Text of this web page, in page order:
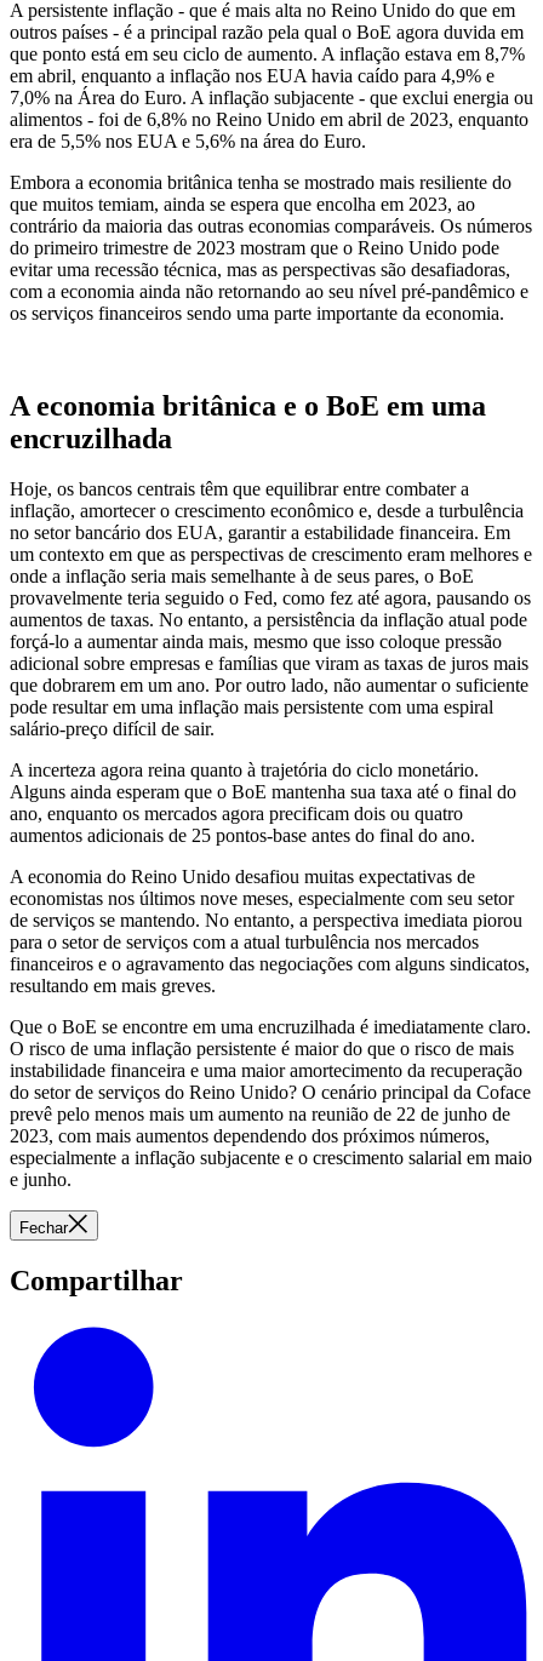
A persistente inflação - que é mais alta no Reino Unido do que em
outros países - é a principal razão pela qual o BoE agora duvida em
que ponto está em seu ciclo de aumento. A inflação estava em 8,7%
em abril, enquanto a inflação nos EUA havia caído para 4,9% e
7,0% na Área do Euro. A inflação subjacente - que exclui energia ou
alimentos - foi de 6,8% no Reino Unido em abril de 2023, enquanto
era de 5,5% nos EUA e 5,6% na área do Euro.
Embora a economia britânica tenha se mostrado mais resiliente do
que muitos temiam, ainda se espera que encolha em 2023, ao
contrário da maioria das outras economias comparáveis. Os números
do primeiro trimestre de 2023 mostram que o Reino Unido pode
evitar uma recessão técnica, mas as perspectivas são desafiadoras,
com a economia ainda não retornando ao seu nível pré-pandêmico e
os serviços financeiros sendo uma parte importante da economia.
A economia britânica e o BoE em uma
encruzilhada
Hoje, os bancos centrais têm que equilibrar entre combater a
inflação, amortecer o crescimento econômico e, desde a turbulência
no setor bancário dos EUA, garantir a estabilidade financeira. Em
um contexto em que as perspectivas de crescimento eram melhores e
onde a inflação seria mais semelhante à de seus pares, o BoE
provavelmente teria seguido o Fed, como fez até agora, pausando os
aumentos de taxas. No entanto, a persistência da inflação atual pode
forçá-lo a aumentar ainda mais, mesmo que isso coloque pressão
adicional sobre empresas e famílias que viram as taxas de juros mais
que dobrarem em um ano. Por outro lado, não aumentar o suficiente
pode resultar em uma inflação mais persistente com uma espiral
salário-preço difícil de sair.
A incerteza agora reina quanto à trajetória do ciclo monetário.
Alguns ainda esperam que o BoE mantenha sua taxa até o final do
ano, enquanto os mercados agora precificam dois ou quatro
aumentos adicionais de 25 pontos-base antes do final do ano.
A economia do Reino Unido desafiou muitas expectativas de
economistas nos últimos nove meses, especialmente com seu setor
de serviços se mantendo. No entanto, a perspectiva imediata piorou
para o setor de serviços com a atual turbulência nos mercados
financeiros e o agravamento das negociações com alguns sindicatos,
resultando em mais greves.
Que o BoE se encontre em uma encruzilhada é imediatamente claro.
O risco de uma inflação persistente é maior do que o risco de mais
instabilidade financeira e uma maior amortecimento da recuperação
do setor de serviços do Reino Unido? O cenário principal da Coface
prevê pelo menos mais um aumento na reunião de 22 de junho de
2023, com mais aumentos dependendo dos próximos números,
especialmente a inflação subjacente e o crescimento salarial em maio
e junho.
Fechar
Compartilhar